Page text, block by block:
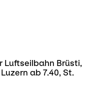
Luftseilbahn Brüsti,
ab 7.40, St.